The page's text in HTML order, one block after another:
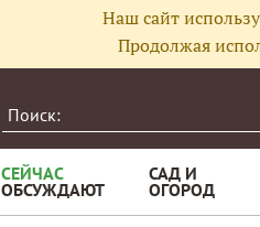
Наш сайт
Продолжая
СЕЙЧАС
ОБСУЖДАЮТ
САД И
ОГОРОД